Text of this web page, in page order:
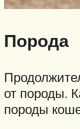
Порода
от породы.
породы